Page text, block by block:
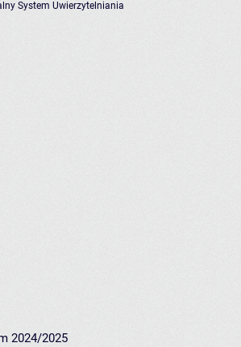
System Uwierzytelniania
2024/2025